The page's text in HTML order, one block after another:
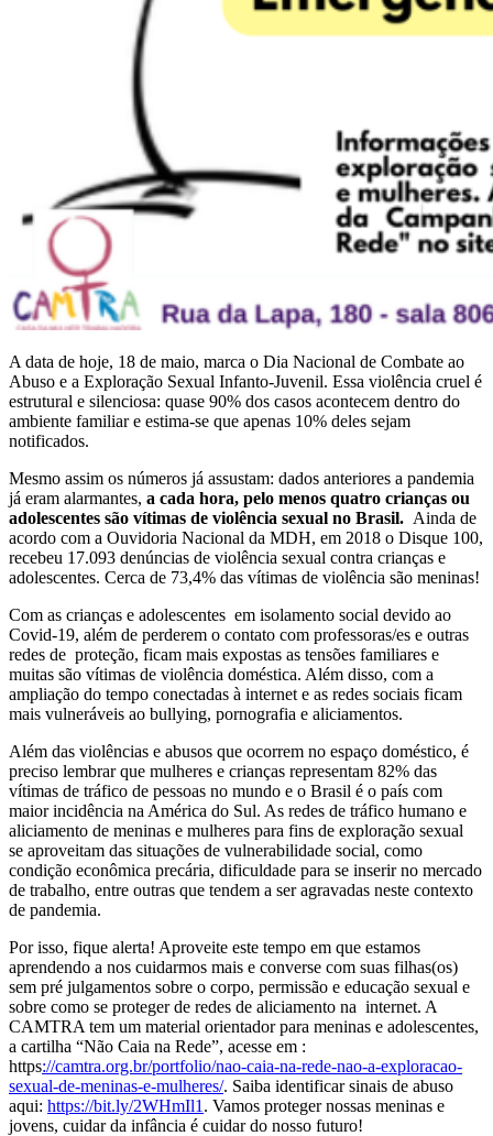
A data de hoje, 18 de maio, marca o Dia Nacional de Combate ao
Abuso e a Exploração Sexual Infanto-Juvenil. Essa violência cruel é
estrutural e silenciosa: quase 90% dos casos acontecem dentro do
ambiente familiar e estima-se que apenas 10% deles sejam
notificados.
Mesmo assim os números já assustam: dados anteriores a pandemia
já eram alarmantes, a cada hora, pelo menos quatro crianças ou
adolescentes são vítimas de violência sexual no Brasil. Ainda de
acordo com a Ouvidoria Nacional da MDH, em 2018 o Disque 100,
recebeu 17.093 denúncias de violência sexual contra crianças e
adolescentes. Cerca de 73,4% das vítimas de violência são meninas!
Com as crianças e adolescentes em isolamento social devido ao
Covid-19, além de perderem o contato com professoras/es e outras
redes de proteção, ficam mais expostas as tensões familiares e
muitas são vítimas de violência doméstica. Além disso, com a
ampliação do tempo conectadas à internet e as redes sociais ficam
mais vulneráveis ao bullying, pornografia e aliciamentos.
Além das violências e abusos que ocorrem no espaço doméstico, é
preciso lembrar que mulheres e crianças representam 82% das
vítimas de tráfico de pessoas no mundo e o Brasil é o país com
maior incidência na América do Sul. As redes de tráfico humano e
aliciamento de meninas e mulheres para fins de exploração sexual
se aproveitam das situações de vulnerabilidade social, como
condição econômica precária, dificuldade para se inserir no mercado
de trabalho, entre outras que tendem a ser agravadas neste contexto
de pandemia.
Por isso, fique alerta! Aproveite este tempo em que estamos
aprendendo a nos cuidarmos mais e converse com suas filhas(os)
sem pré julgamentos sobre o corpo, permissão e educação sexual e
sobre como se proteger de redes de aliciamento na internet. A
CAMTRA tem um material orientador para meninas e adolescentes,
a cartilha “Não Caia na Rede”, acesse em :
https://camtra.org.br/portfolio/nao-caia-na-rede-nao-a-exploracao-
sexual-de-meninas-e-mulheres/. Saiba identificar sinais de abuso
aqui: https://bit.ly/2WHmIl1 . Vamos proteger nossas meninas e
jovens, cuidar da infância é cuidar do nosso futuro!